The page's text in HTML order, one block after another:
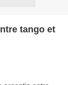
tango et